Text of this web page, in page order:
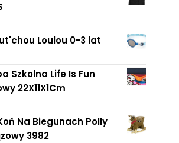
Loulou 0-3 lat
Szkolna Life Is Fun
22X11X1Cm
Na Biegunach Polly
3982